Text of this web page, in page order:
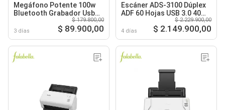
Megáfono Potente 100w
Bluetooth Grabador Usb
3 días
$ 179.800,00
$ 89.900,00
Escáner ADS-3100 Dúplex
ADF 60 Hojas USB 3.0 40
4 días
$ 2.229.900,00
$ 2.149.900,00